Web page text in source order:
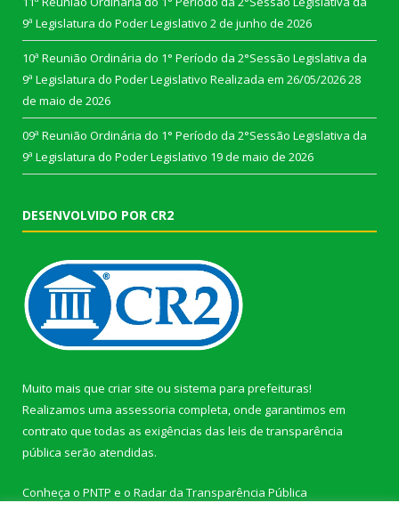
9ª Legislatura do Poder Legislativo 2 de junho de 2026
10ª Reunião Ordinária do 1° Período da 2°Sessão Legislativa da
9ª Legislatura do Poder Legislativo Realizada em 26/05/202628
de maio de 2026
09ª Reunião Ordinária do 1° Período da 2°Sessão Legislativa da
9ª Legislatura do Poder Legislativo 19 de maio de 2026
DESENVOLVIDO POR CR2
Muito mais que criar site ou sistema para prefeituras!
Realizamos uma assessoria completa, onde garantimos em
contrato que todas as exigências das leis de transparência
pública serão atendidas.
Conheça o PNTP e o Radar da Transparência Pública